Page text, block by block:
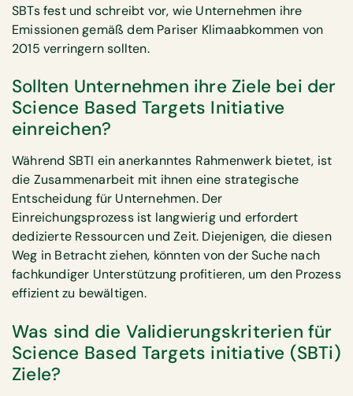
SBTs fest und schreibt vor, wie Unternehmen ihre
Emissionen gemäß dem Pariser Klimaabkommen von
2015 verringern sollten.
Sollten Unternehmen ihre Ziele bei der
Science Based Targets Initiative
einreichen?
Während SBTI ein anerkanntes Rahmenwerk bietet, ist
die Zusammenarbeit mit ihnen eine strategische
Entscheidung für Unternehmen. Der
Einreichungsprozess ist langwierig und erfordert
dedizierte Ressourcen und Zeit. Diejenigen, die diesen
Weg in Betracht ziehen, könnten von der Suche nach
fachkundiger Unterstützung profitieren, um den Prozess
effizient zu bewältigen.
Was sind die Validierungskriterien für
Science Based Targets initiative (SBTi)
Ziele?